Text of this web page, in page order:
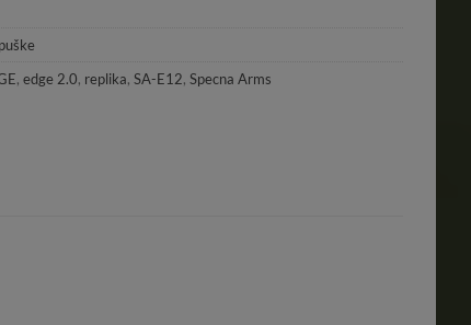
, edge 2.0, replika, SA-E12, Specna Arms